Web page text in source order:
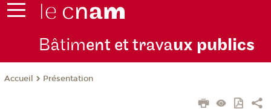
Bâtiment et travaux publics
Accueil Présentation